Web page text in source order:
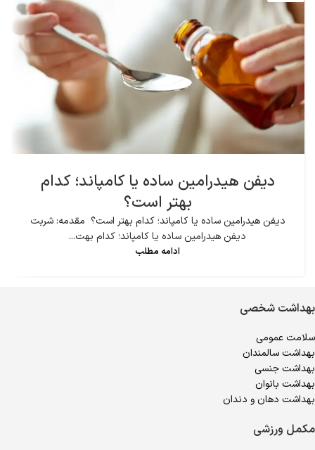
دیفن هیدرامین ساده یا کامپاند؛ کدام
بهتر است؟
دیفن هیدرامین ساده یا کامپاند؛ کدام بهتر است؟ مقدمه: شربت
دیفن هیدرامین ساده یا کامپاند؛ کدام بهت...
ادامه مطلب
بهداشت شخصی
سلامت عمومی
بهداشت سالمندان
بهداشت جنسی
بهداشت بانوان
بهداشت دهان و دندان
مکمل ورزشی